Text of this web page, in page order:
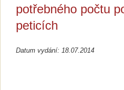
potřebného počtu
peticích
Datum vydání: 18.07.2014